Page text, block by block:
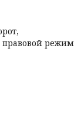
правовой режим